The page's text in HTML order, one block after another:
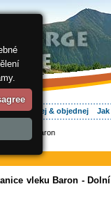
Hledej & objednej
> Baron
vleku Baron -